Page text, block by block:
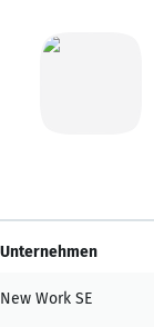
Unternehmen
New Work SE